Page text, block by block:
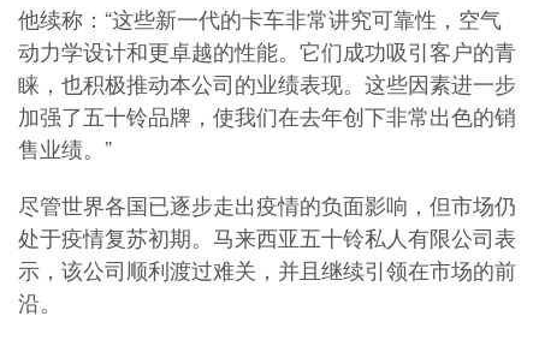
他续称：“这些新一代的卡车非常讲究可靠性，空气
动力学设计和更卓越的性能。它们成功吸引客户的青
睐，也积极推动本公司的业绩表现。这些因素进一步
加强了五十铃品牌，使我们在去年创下非常出色的销
售业绩。”
尽管世界各国已逐步走出疫情的负面影响，但市场仍
处于疫情复苏初期。 马来西亚五十铃私人有限公司表
示，该公司顺利渡过难关，并且继续引领在市场的前
沿。